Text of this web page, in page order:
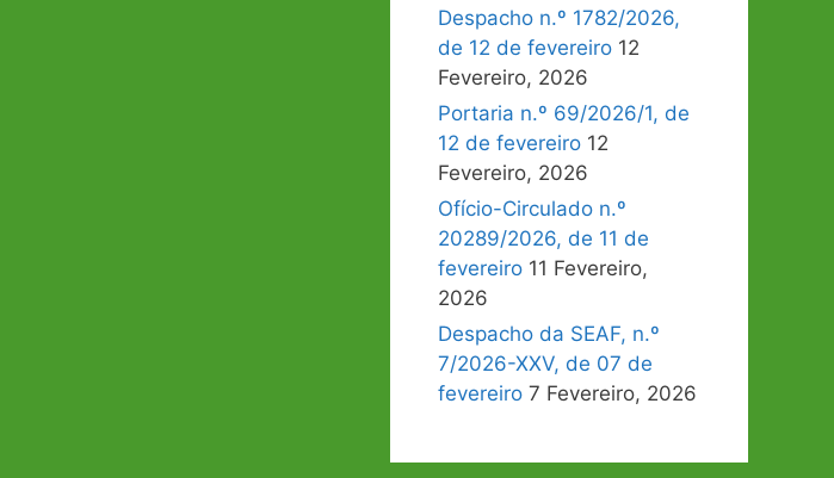
Despacho n.º 1782/2026,
de 12 de fevereiro 12
Fevereiro, 2026
Portaria n.º 69/2026/1, de
12 de fevereiro 12
Fevereiro, 2026
Ofício-Circulado n.º
20289/2026, de 11 de
fevereiro 11 Fevereiro,
2026
Despacho da SEAF, n.º
7/2026-XXV, de 07 de
fevereiro 7 Fevereiro, 2026